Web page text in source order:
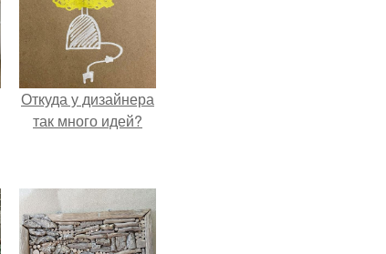
Откуда у дизайнера
так много идей?